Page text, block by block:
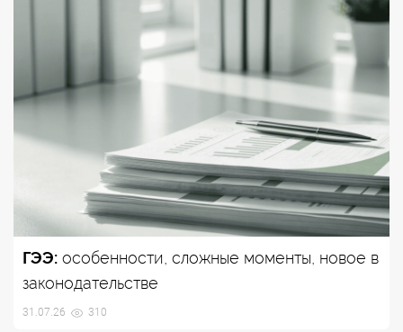
ГЭЭ: особенности, сложные моменты, новое в
законодательстве
31.07.26 310